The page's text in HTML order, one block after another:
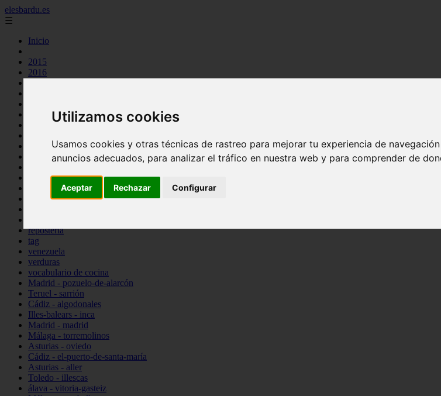
Utilizamos cookies
Usamos cookies y otras técnicas de rastreo para mejorar tu experiencia de
anuncios adecuados, para analizar el tráfico en nuestra web y para comprender de
Aceptar Rechazar Configurar
elesbardu.es
☰
Inicio
2015
2016
cocina casera
espana
huevos
pescado
reposteria
tag
venezuela
verduras
vocabulario de cocina
Madrid - pozuelo-de-alarcón
Teruel - sarrión
Cádiz - algodonales
Illes-balears - inca
Madrid - madrid
Málaga - torremolinos
Asturias - oviedo
Cádiz - el-puerto-de-santa-maría
Asturias - aller
Toledo - illescas
álava - vitoria-gasteiz